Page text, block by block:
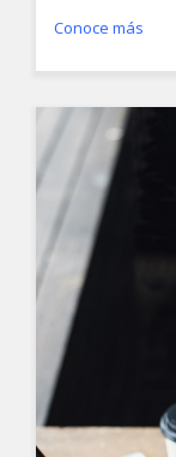
Conoce más